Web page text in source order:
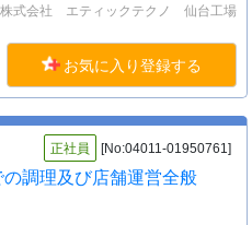
株式会社 エティックテクノ 仙台工場
お気に入り登録する
正社員 [No:04011-01950761]
の調理及び店舗運営全般